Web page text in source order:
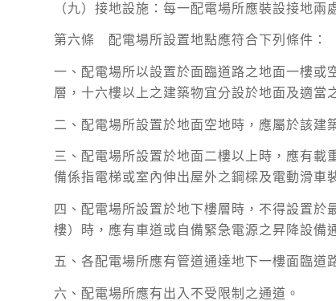
（九）接地設施：每一配電場所應裝設接地兩
第六條 配電場所設置地點應符合下列條件：
一、配電場所以設置於面臨道路之地面一樓或
層，十六樓以上之建築物宜分設於地面及適當
二、配電場所設置於地面空地時，應屬於該建
三、配電場所設置於地面二樓以上時，應有
備係指電梯或室內伸出屋外之鋼樑及電動滑車
四、配電場所設置於地下樓層時，不得設置
樓）時，應有車道或自備緊急電源之昇降設備
五、各配電場所應有管道通達地下一樓面臨道
六、配電場所應有出入不受限制之通道。